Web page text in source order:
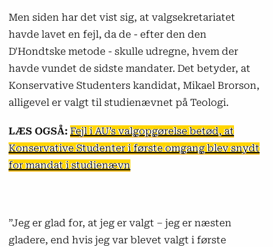
Men siden har det vist sig, at valgsekretariatet
havde lavet en fejl, da de - efter den den
D'Hondtske metode - skulle udregne, hvem der
havde vundet de sidste mandater. Det betyder, at
Konservative Studenters kandidat, Mikael Brorson,
alligevel er valgt til studienævnet på Teologi.
LÆS OGSÅ: Fejl i AU’s valgopgørelse betød, at
Konservative Studenter i første omgang blev snydt
for mandat i studienævn
”Jeg er glad for, at jeg er valgt – jeg er næsten
gladere, end hvis jeg var blevet valgt i første